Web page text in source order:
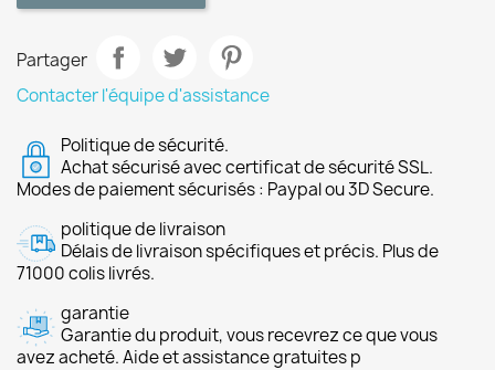
Partager
Contacter l'équipe d'assistance
Politique de sécurité.
Achat sécurisé avec certificat de sécurité SSL.
Modes de paiement sécurisés : Paypal ou 3D Secure.
politique de livraison
Délais de livraison spécifiques et précis. Plus de
71000 colis livrés.
garantie
Garantie du produit, vous recevrez ce que vous
avez acheté. Aide et assistance gratuites p